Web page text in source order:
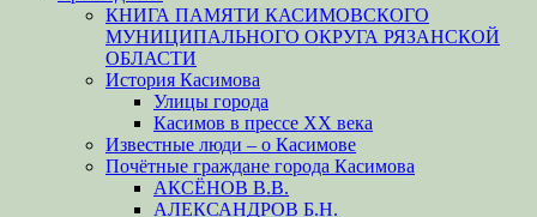
КНИГА ПАМЯТИ КАСИМОВСКОГО
МУНИЦИПАЛЬНОГО ОКРУГА РЯЗАНСКОЙ
ОБЛАСТИ
История Касимова
Улицы города
Касимов в прессе XX века
Известные люди – о Касимове
Почётные граждане города Касимова
АКСЁНОВ В.В.
АЛЕКСАНДРОВ Б.Н.